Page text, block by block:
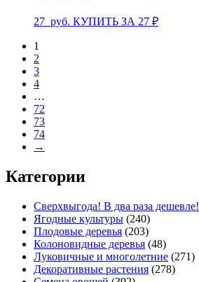
27 руб. КУПИТЬ ЗА 27 ₽
1
2
3
4
…
72
73
74
→
Категории
Сверхвыгода! В два раза дешевле!
Ягодные культуры (240)
Плодовые деревья (203)
Колоновидные деревья (48)
Луковичные и многолетние (271)
Декоративные растения (278)